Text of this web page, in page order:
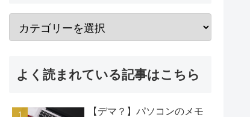
よく読まれている記事はこちら
【デマ？】パソコンのメモ